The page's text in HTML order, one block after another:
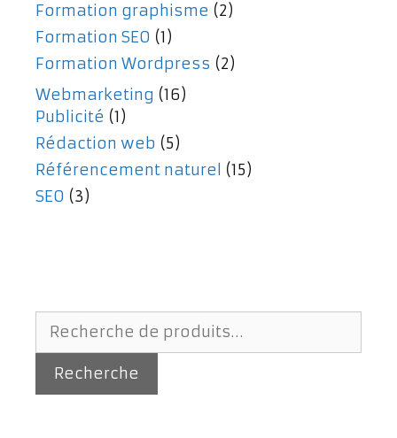
Formation graphisme (2)
Formation SEO (1)
Formation Wordpress (2)
Webmarketing (16)
Publicité (1)
Rédaction web (5)
Référencement naturel (15)
SEO (3)
Recherche
pour :
Recherche